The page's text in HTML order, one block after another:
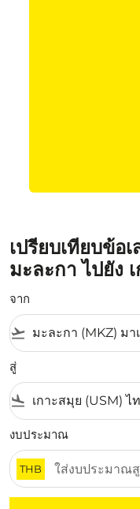
เปรียบเทียบข้อ
มะละกา ไปยัง
จาก
flight_takeoff
สู่
flight_land
งบประมาณ
THB